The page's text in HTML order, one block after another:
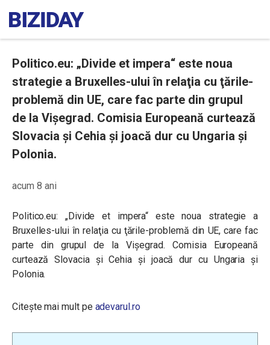
Politico.eu: „Divide et impera“ este noua
strategie a Bruxelles-ului în relaţia cu ţările-
problemă din UE, care fac parte din grupul
de la Vişegrad. Comisia Europeană curtează
Slovacia şi Cehia și joacă dur cu Ungaria şi
Polonia.
acum 8 ani
Politico.eu: „Divide et impera“ este noua strategie a
Bruxelles-ului în relaţia cu ţările-problemă din UE, care fac
parte din grupul de la Vişegrad. Comisia Europeană
curtează Slovacia şi Cehia și joacă dur cu Ungaria şi
Polonia.
Citește mai mult pe adevarul.ro